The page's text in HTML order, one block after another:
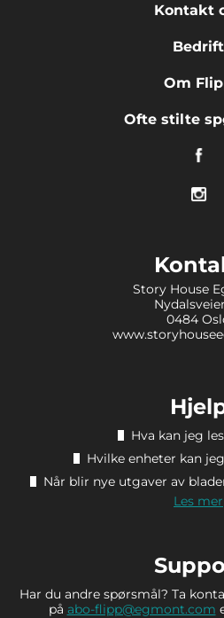
Kontakt
Bedrift
Om
Ofte stilte
Story House
0484
Hva kan jeg
Hvilke enheter kan
Når blir nye utgaver av
Les mer
Har du andre spørsmål? Ta
på abo-flipp@egmont.com